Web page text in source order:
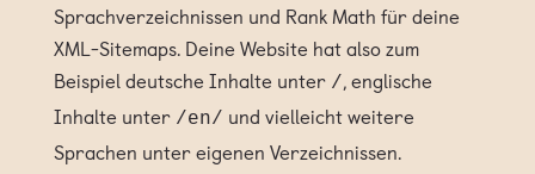
Sprachverzeichnissen und Rank Math für deine
XML-Sitemaps. Deine Website hat also zum
Beispiel deutsche Inhalte unter /, englische
Inhalte unter /en/ und vielleicht weitere
Sprachen unter eigenen Verzeichnissen.